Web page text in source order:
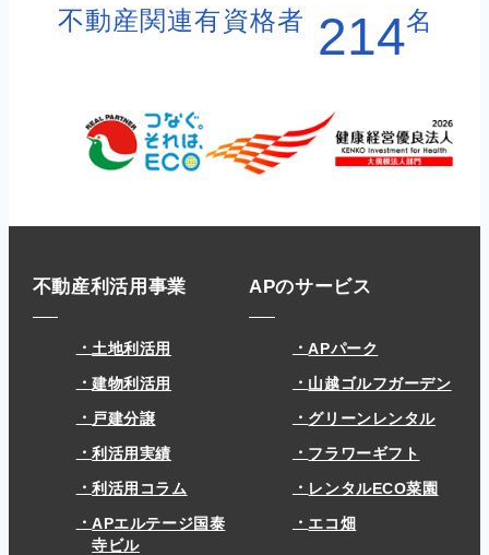
不動産関連有資格者 214名
不動産利活用事業
土地利活用
建物利活用
戸建分譲
利活用実績
利活用コラム
APエルテージ国泰
寺ビル
APのサービス
APパーク
山越ゴルフガーデン
グリーンレンタル
フラワーギフト
レンタルECO菜園
エコ畑